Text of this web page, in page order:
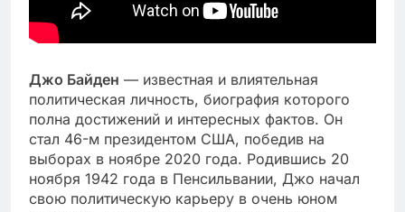
Джо Байден — известная и влиятельная
политическая личность, биография которого
полна достижений и интересных фактов. Он
стал 46-м президентом США, победив на
выборах в ноябре 2020 года. Родившись 20
ноября 1942 года в Пенсильвании, Джо начал
свою политическую карьеру в очень юном